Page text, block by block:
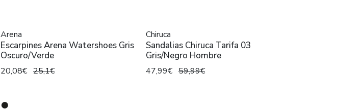
Arena
Escarpines Arena Watershoes Gris
Oscuro/Verde
20,08€ 25,1€
Chiruca
Sandalias Chiruca Tarifa 03
Gris/Negro Hombre
47,99€ 59,99€